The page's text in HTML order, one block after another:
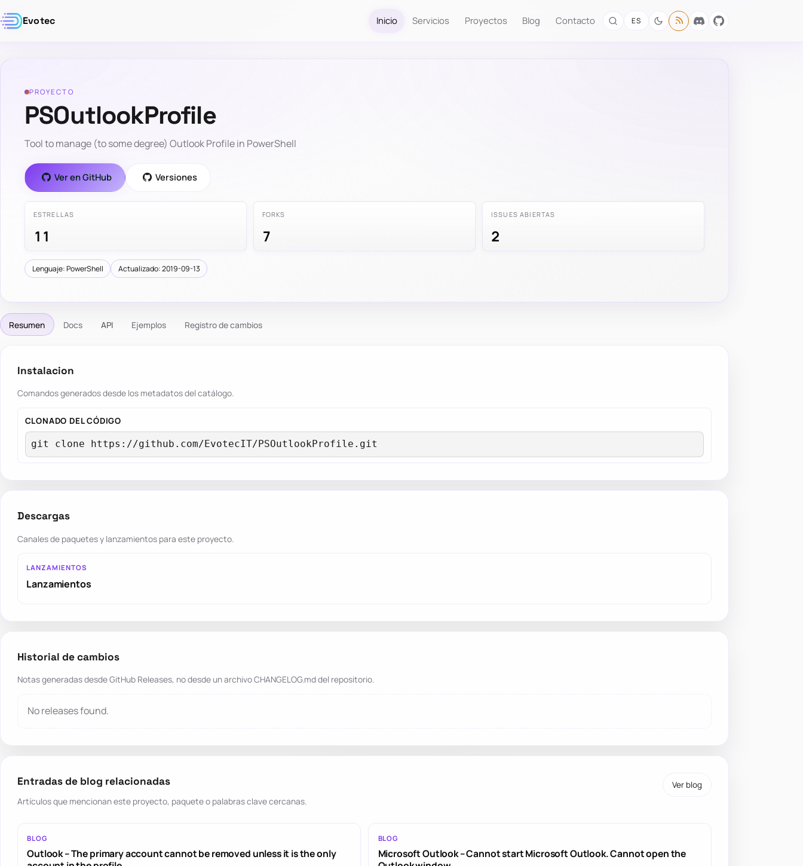
Evotec Inicio Servicios Proyectos Blog Contacto ES
PROYECTO
PSOutlookProfile
Tool to manage (to some degree) Outlook Profile in PowerShell
Ver en GitHub Versiones
ESTRELLAS
11
FORKS
7
ISSUES ABIERTAS
2
Lenguaje: PowerShell Actualizado: 2019-09-13
Resumen Docs API Ejemplos Registro de cambios
Instalacion
Comandos generados desde los metadatos del catálogo.
CLONADO DEL CÓDIGO
git clone https://github.com/EvotecIT/PSOutlookProfile.git
Descargas
Canales de paquetes y lanzamientos para este proyecto.
LANZAMIENTOS
Lanzamientos
Historial de cambios
Notas generadas desde GitHub Releases, no desde un archivo CHANGELOG.md del repositorio.
No releases found.
Entradas de blog relacionadas
Artículos que mencionan este proyecto, paquete o palabras clave cercanas.
Ver blog
BLOG
Outlook – The primary account cannot be removed unless it is the only
BLOG
Microsoft Outlook – Cannot start Microsoft Outlook. Cannot open the